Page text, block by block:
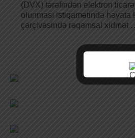
(DVX) tərəfindən elektron
olunması istiqamətində
çərçivəsində rəqəmsal xidmət